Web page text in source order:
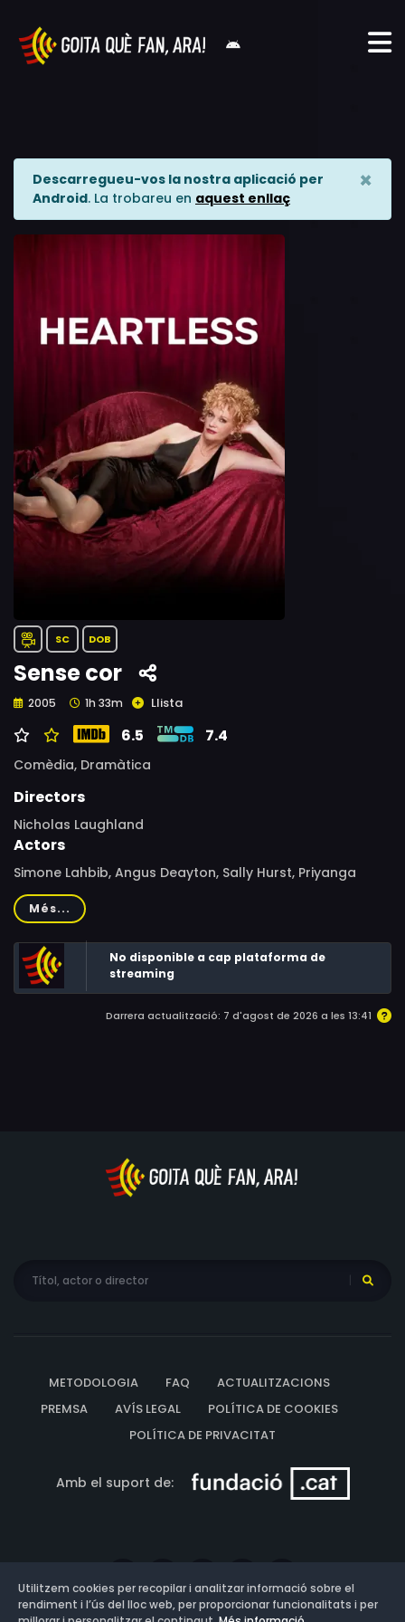
Descarregueu-vos la nostra aplicació per
Android. La trobareu en aquest enllaç
×
SC DOB
Sense cor
2005 1h 33m Llista
6.5 7.4
Comèdia, Dramàtica
Directors
Nicholas Laughland
Actors
Simone Lahbib, Angus Deayton, Sally Hurst, Priyanga
Burford, Clive Russell, William McBain
Més...
No disponible a cap plataforma de
streaming
Darrera actualització: 7 d'agost de 2026 a les 13:41
METODOLOGIA FAQ
ACTUALITZACIONS
PREMSA
AVÍS LEGAL
POLÍTICA DE COOKIES
POLÍTICA DE PRIVACITAT
Amb el suport de:
Utilitzem cookies per recopilar i analitzar informació sobre el
rendiment i l’ús del lloc web, per proporcionar funcionalitats i per